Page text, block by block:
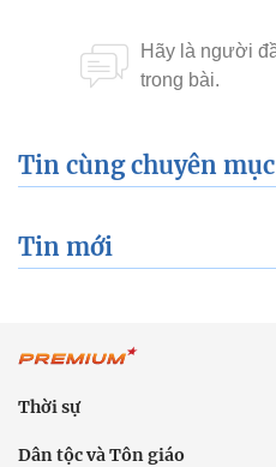
Tin cùng chuyên mục
Tin mới
Thời sự
Dân tộc và Tôn giáo